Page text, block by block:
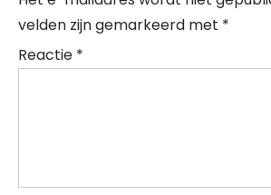
velden zijn gemarkeerd met *
Reactie *